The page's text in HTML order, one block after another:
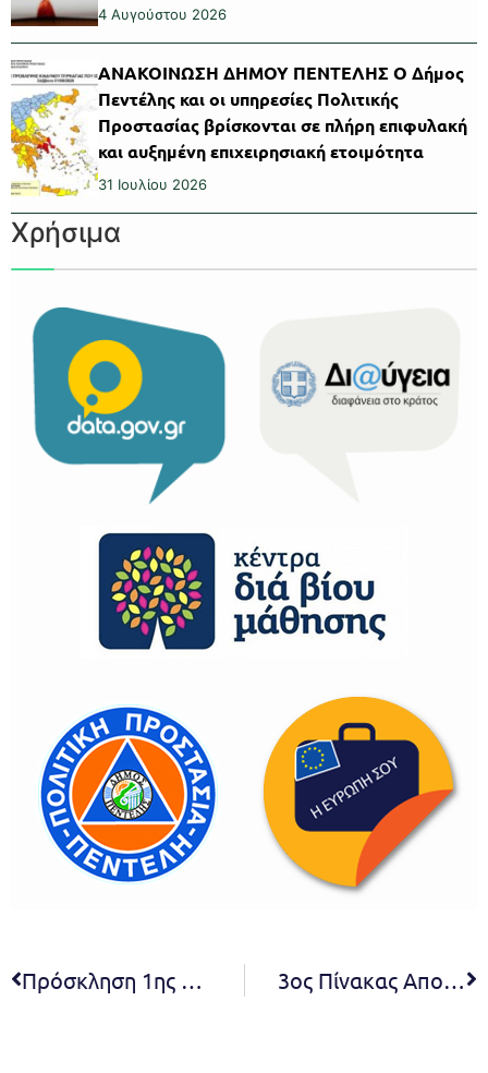
4 Αυγούστου 2026
ΑΝΑΚΟΙΝΩΣΗ ΔΗΜΟΥ ΠΕΝΤΕΛΗΣ Ο Δήμος
Πεντέλης και οι υπηρεσίες Πολιτικής
Προστασίας βρίσκονται σε πλήρη επιφυλακή
και αυξημένη επιχειρησιακή ετοιμότητα
31 Ιουλίου 2026
Χρήσιμα
Πρόσκληση 1ης συνεδρίασης Ε.Π.Ζ. 2021 3ος Πίνακας Αποφάσεων Συμβουλίου Δ.Κ. Νέας Πεντέλης 2021